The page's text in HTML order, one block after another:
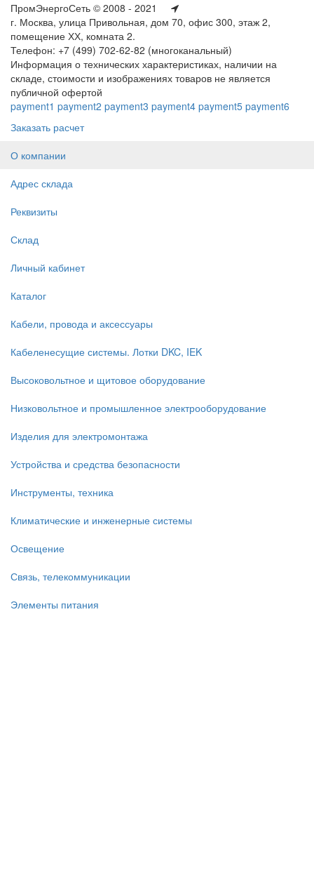
ПромЭнергоСеть © 2008 - 2021
г. Москва, улица Привольная, дом 70, офис 300, этаж 2,
помещение ХХ, комната 2.
Телефон: +7 (499) 702-62-82 (многоканальный)
Информация о технических характеристиках, наличии на
складе, стоимости и изображениях товаров не является
публичной офертой
payment1 payment2 payment3 payment4 payment5 payment6
Заказать расчет
О компании
Адрес склада
Реквизиты
Склад
Личный кабинет
Каталог
Кабели, провода и аксессуары
Кабеленесущие системы. Лотки DKC, IEK
Высоковольтное и щитовое оборудование
Низковольтное и промышленное электрооборудование
Изделия для электромонтажа
Устройства и средства безопасности
Инструменты, техника
Климатические и инженерные системы
Освещение
Связь, телекоммуникации
Элементы питания